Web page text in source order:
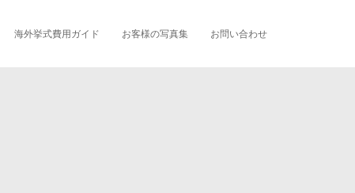
海外挙式費用ガイド お客様の写真集 お問い合わせ